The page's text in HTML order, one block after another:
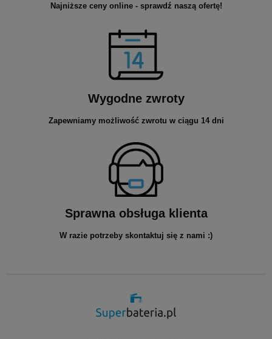
Najniższe ceny online - sprawdź naszą ofertę!
Wygodne zwroty
Zapewniamy możliwość zwrotu w ciągu 14 dni
Sprawna obsługa klienta
W razie potrzeby skontaktuj się z nami :)